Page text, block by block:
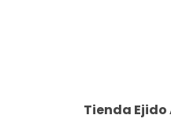
Tienda